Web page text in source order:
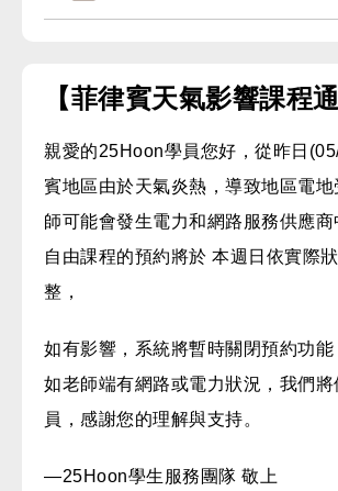
【菲律賓天氣影響課程通
親愛的25Hoon學員您好，從昨日
賓地區由於天氣炎熱，導致地區電
師可能會發生電力和網路服務供應商
自由課程的預約將於 本週日依實際
整，
如有影響，系統將暫時關閉預約功能
如老師端有網路或電力狀況，我們
員，感謝您的理解與支持。
—25Hoon學生服務團隊 敬上